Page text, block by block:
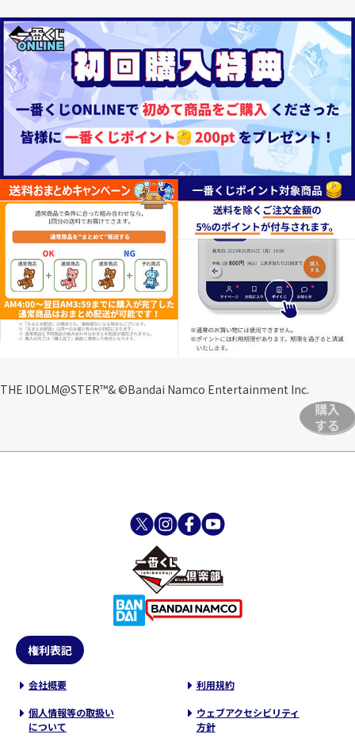
THE IDOLM@STER™& ©Bandai Namco Entertainment Inc.
購入
する
権利表記
会社概要 利用規約
個人情報等の取扱い
について
ウェブアクセシビリティ
方針